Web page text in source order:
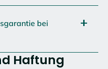
bei
Haftung